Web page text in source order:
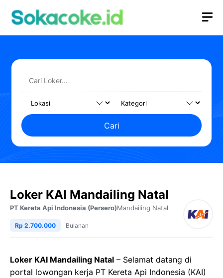
Cari
Loker KAI Mandailing Natal
PT Kereta Api Indonesia (Persero)Mandailing Natal
Rp 2.700.000 Bulanan
Loker KAI Mandailing Natal – Selamat datang di
portal lowongan kerja PT Kereta Api Indonesia (KAI)